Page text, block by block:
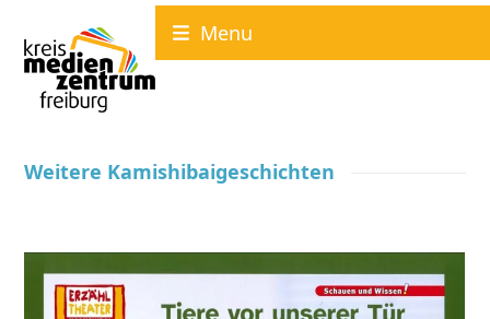
content
Menu
Weitere Kamishibaigeschichten